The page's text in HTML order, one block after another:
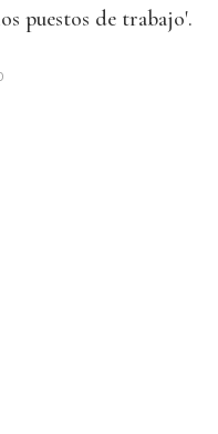
puestos de trabajo'.